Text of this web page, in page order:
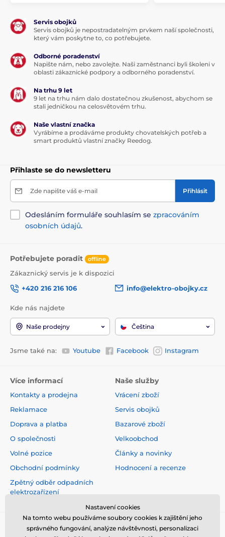
Servis obojků
Servis obojků je nepostradatelným prvkem naší společnosti,
který vám poskytne to, co potřebujete.
Odborné poradenství
Napište nám, nebo zavolejte. Naši zaměstnanci byli školeni v
oblasti zákaznické podpory a odborného poradenství.
Na trhu 9 let
9 let na trhu nám dalo dostatečnou zkušenost, abychom se
stali jedničkou na celosvětovém trhu.
Naše vlastní značka
Vyrábíme a prodáváme produkty chovatelských potřeb a
smart produktů vlastní značky Reedog.
Přihlaste se do newsletteru
Zde napište váš e-mail Přihlásit
Odesláním formuláře souhlasím se zpracováním
osobních údajů.
Potřebujete poradit offline
Zákaznický servis je k dispozici
+420 216 216 106
info@elektro-obojky.cz
Kde nás najdete
Naše prodejny Čeština
Jsme také na: Youtube Facebook Instagram
Více informací
Kontakty a prodejna
Reklamace
Doprava a platba
O společnosti
Volné pozice
Obchodní podmínky
Zpětný odběr odpadních
elektrozařízení
Naše služby
Vrácení zboží
Servis obojků
Bazarové zboží
Velkoobchod
Články a novinky
Hodnocení a recenze
Nastavení cookies
Na tomto webu používáme soubory cookies k zajištění jeho
správného fungování, analýze návštěvnosti, personalizaci